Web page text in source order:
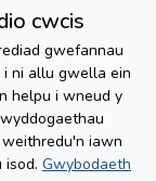
cwcis
gwefannau
i ni allu gwella ein
helpu i wneud y
iawn
isod. Gwybodaeth